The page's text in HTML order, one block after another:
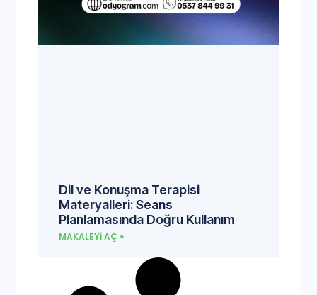
Dil ve Konuşma Terapisi
Materyalleri: Seans
Planlamasında Doğru Kullanım
MAKALEYI AÇ »